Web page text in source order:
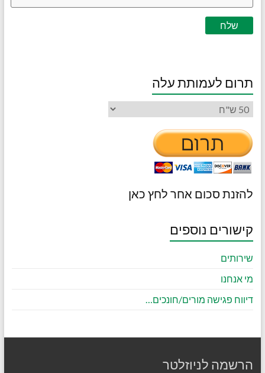
תרום לעמותת עלה
להזנת סכום אחר לחץ כאן
קישורים נוספים
שירותים
מי אנחנו
דיווח פגישה מורים/חונכים…
הרשמה לניוזלטר